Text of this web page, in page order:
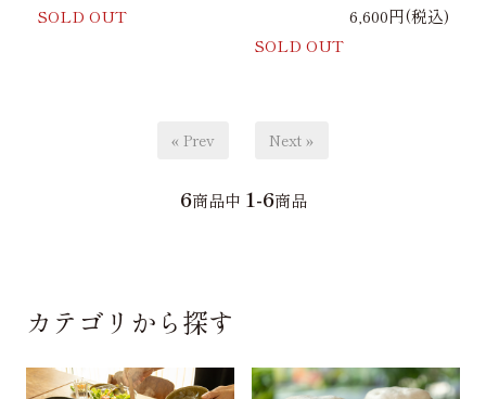
SOLD OUT
6,600円(税込)
SOLD OUT
« Prev Next »
6商品中 1-6商品
カテゴリから探す